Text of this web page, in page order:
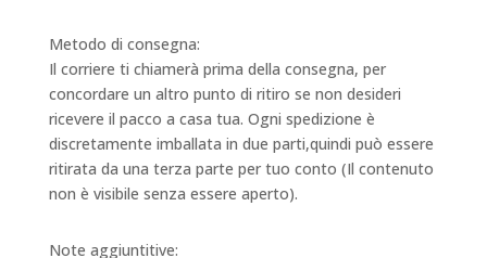
Metodo di consegna:
Il corriere ti chiamerà prima della consegna, per
concordare un altro punto di ritiro se non desideri
ricevere il pacco a casa tua. Ogni spedizione è
discretamente imballata in due parti,quindi può essere
ritirata da una terza parte per tuo conto (Il contenuto
non è visibile senza essere aperto).
Note aggiuntitive: